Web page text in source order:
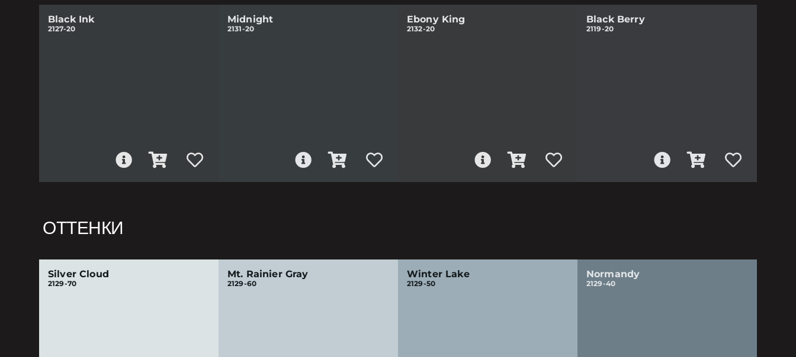
Black Ink
2127-20
Midnight
2131-20
Ebony King
2132-20
Black Berry
2119-20
ОТТЕНКИ
Silver Cloud
2129-70
Mt. Rainier Gray
2129-60
Winter Lake
2129-50
Normandy
2129-40